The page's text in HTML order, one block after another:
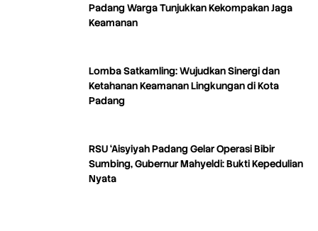
Padang Warga Tunjukkan Kekompakan Jaga
Keamanan
Lomba Satkamling: Wujudkan Sinergi dan
Ketahanan Keamanan Lingkungan di Kota
Padang
RSU ‘Aisyiyah Padang Gelar Operasi Bibir
Sumbing, Gubernur Mahyeldi: Bukti Kepedulian
Nyata